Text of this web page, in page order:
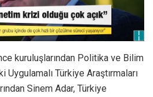
kuruluşlarından Politika ve Bilim
Uygulamalı Türkiye Araştırmaları
Sinem Adar, Türkiye